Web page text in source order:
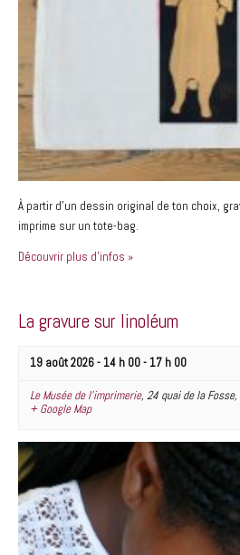
e
n
s
n
t
s
À partir d’un dessin original de ton choix,
imprime sur un tote-bag.
Découvrir plus d'infos »
La gravure sur linoléum
19 août 2026 - 14 h 00- 17 h 00
Le Musée de l’imprimerie, 24 quai de la Fosse,
+ Google Map